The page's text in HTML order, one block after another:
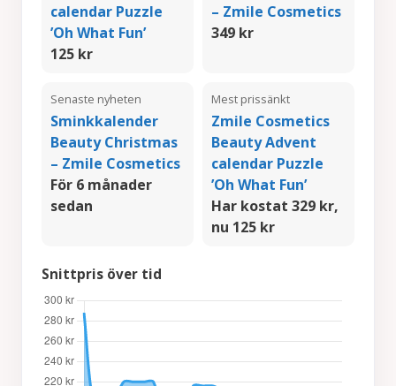
calendar Puzzle
’Oh What Fun’
125 kr
– Zmile Cosmetics
349 kr
Senaste nyheten
Sminkkalender
Beauty Christmas
– Zmile Cosmetics
För 6 månader
sedan
Mest prissänkt
Zmile Cosmetics
Beauty Advent
calendar Puzzle
’Oh What Fun’
Har kostat 329 kr,
nu 125 kr
Snittpris över tid